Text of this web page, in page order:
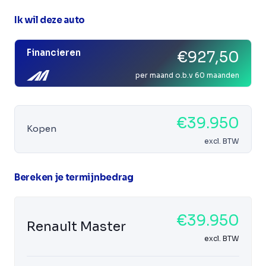
Ik wil deze auto
Financieren €927,50
per maand o.b.v 60 maanden
Kopen €39.950
excl. BTW
Bereken je termijnbedrag
Renault Master €39.950
excl. BTW